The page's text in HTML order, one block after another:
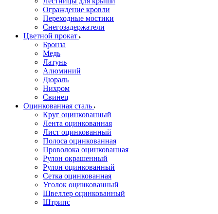
Ограждение кровли
Переходные мостики
Снегозадержатели
Цветной прокат
Бронза
Медь
Латунь
Алюминий
Дюраль
Нихром
Свинец
Оцинкованная сталь
Круг оцинкованный
Лента оцинкованная
Лист оцинкованный
Полоса оцинкованная
Проволока оцинкованная
Рулон окрашенный
Рулон оцинкованный
Сетка оцинкованная
Уголок оцинкованный
Швеллер оцинкованный
Штрипс